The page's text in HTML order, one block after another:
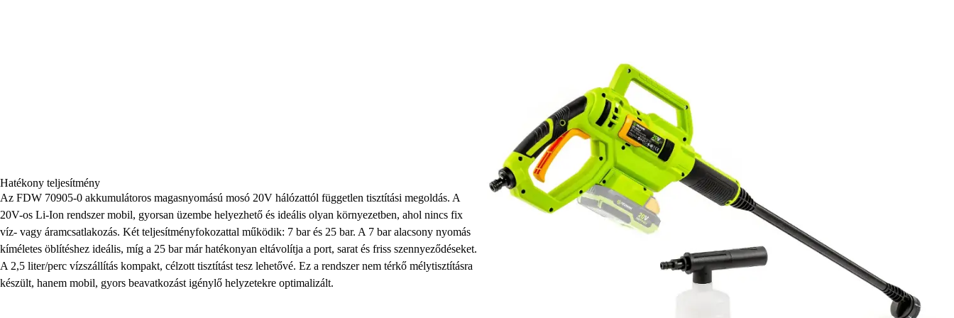
Hatékony teljesítmény
Az FDW 70905-0 akkumulátoros magasnyomású mosó 20V hálózattól független tisztítási megoldás. A
20V-os Li-Ion rendszer mobil, gyorsan üzembe helyezhető és ideális olyan környezetben, ahol nincs fix
víz- vagy áramcsatlakozás. Két teljesítményfokozattal működik: 7 bar és 25 bar. A 7 bar alacsony nyomás
kíméletes öblítéshez ideális, míg a 25 bar már hatékonyan eltávolítja a port, sarat és friss szennyeződéseket.
A 2,5 liter/perc vízszállítás kompakt, célzott tisztítást tesz lehetővé. Ez a rendszer nem térkő mélytisztításra
készült, hanem mobil, gyors beavatkozást igénylő helyzetekre optimalizált.